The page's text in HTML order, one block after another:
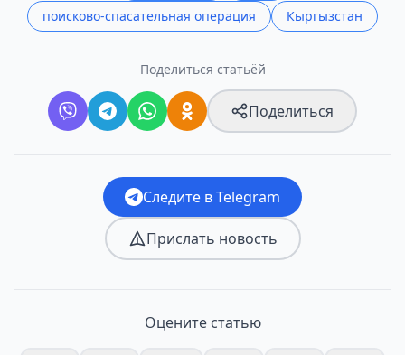
поисково-спасательная операция
Кыргызстан
Поделиться статьёй
Поделиться
Следите в Telegram
Прислать новость
Оцените статью